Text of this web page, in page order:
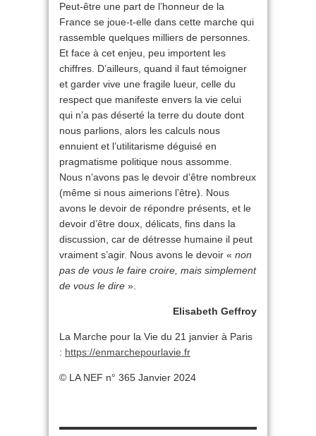
Peut-être une part de l’honneur de la
France se joue-t-elle dans cette marche qui
rassemble quelques milliers de personnes.
Et face à cet enjeu, peu importent les
chiffres. D’ailleurs, quand il faut témoigner
et garder vive une fragile lueur, celle du
respect que manifeste envers la vie celui
qui n’a pas déserté la terre du doute dont
nous parlions, alors les calculs nous
ennuient et l’utilitarisme déguisé en
pragmatisme politique nous assomme.
Nous n’avons pas le devoir d’être nombreux
(même si nous aimerions l’être). Nous
avons le devoir de répondre présents, et le
devoir d’être doux, délicats, fins dans la
discussion, car de détresse humaine il peut
vraiment s’agir. Nous avons le devoir « non
pas de vous le faire croire, mais simplement
de vous le dire ».
Elisabeth Geffroy
La Marche pour la Vie du 21 janvier à Paris
: https://enmarchepourlavie.fr
© LA NEF n° 365 Janvier 2024